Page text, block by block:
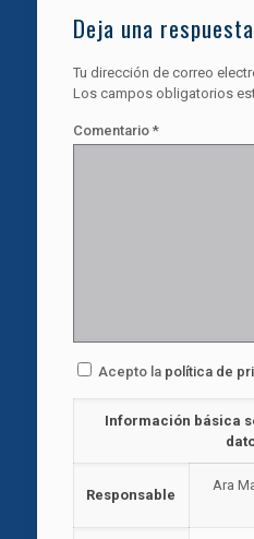
Deja una respuesta
Tu dirección de correo
Los campos obligatorios
Comentario *
Acepto la política de
Información básica
Responsable
Ara